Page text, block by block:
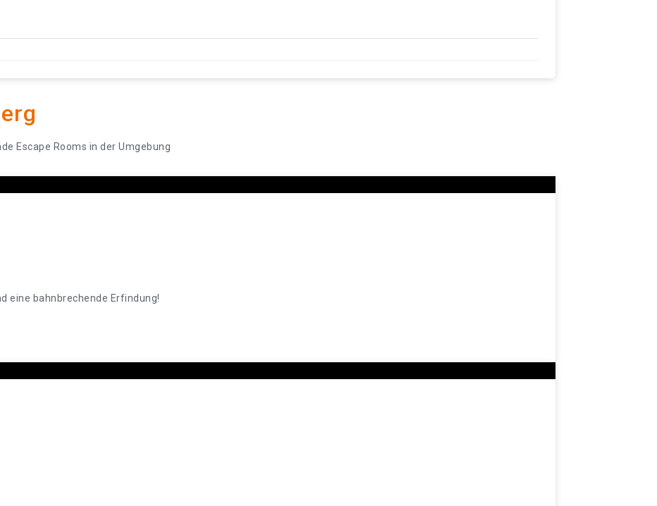
Escape Rooms in der Umgebung
eine bahnbrechende Erfindung!